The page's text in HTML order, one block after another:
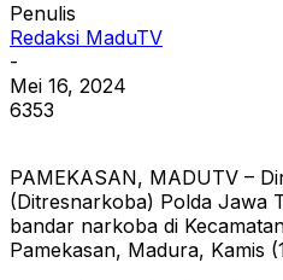
Penulis
Redaksi MaduTV
-
Mei 16, 2024
6353
PAMEKASAN, MADUTV –
(Ditresnarkoba) Polda Jawa
bandar narkoba di
Pamekasan, Madura, Kamis